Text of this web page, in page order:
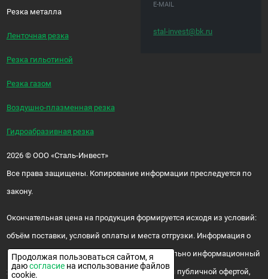
Резка металла
Ленточная резка
Резка гильотиной
Резка газом
Воздушно-плазменная резка
Гидроабразивная резка
E-MAIL
stal-invest@bk.ru
2026 ©ООО «Сталь-Инвест»
Все права защищены. Копирование информации преследуется по
закону.
Окончательная цена на продукция формируется исходя из условий:
объём поставки, условий оплаты и места отгрузки. Информация о
цене и наличии продукции носит исключительно информационный
характер и ни при каких условиях не является публичной офертой,
Продолжая пользоваться сайтом, я
даюсогласие на использование файлов
cookie.